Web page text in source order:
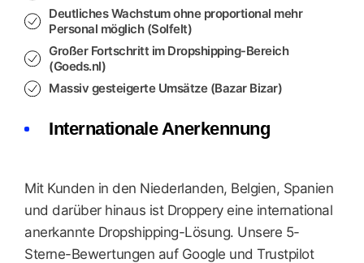
Deutliches Wachstum ohne proportional mehr
Personal möglich (Solfelt)
Großer Fortschritt im Dropshipping-Bereich
(Goeds.nl)
Massiv gesteigerte Umsätze (Bazar Bizar)
Internationale Anerkennung
Mit Kunden in den Niederlanden, Belgien, Spanien
und darüber hinaus ist Droppery eine international
anerkannte Dropshipping-Lösung. Unsere 5-
Sterne-Bewertungen auf Google und Trustpilot